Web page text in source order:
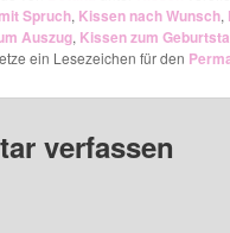
Spruch, Kissen nach Wunsch,
Auszug, Kissen zum
ein Lesezeichen für den
verfassen